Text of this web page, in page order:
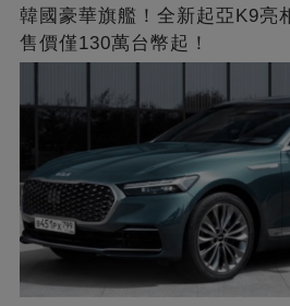
韓國豪華旗艦！全新起亞K9亮
售價僅130萬台幣起！